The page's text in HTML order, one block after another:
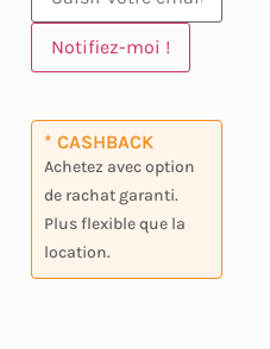
Notifiez-moi !
* CASHBACK
Achetez avec option
de rachat garanti.
Plus flexible que la
location.